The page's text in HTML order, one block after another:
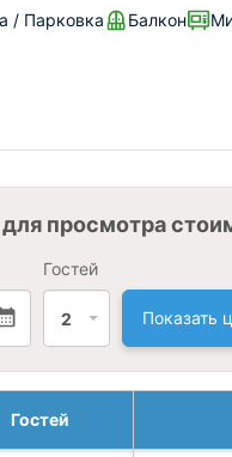
/ Парковка Балкон
просмотра
Гостей
2 Показать
Гостей